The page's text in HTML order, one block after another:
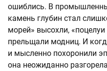
ошиблись. В
камень глубин стал
морей» высохли,
прельщали модниц. И
и мысленно похоронили
она неожиданно